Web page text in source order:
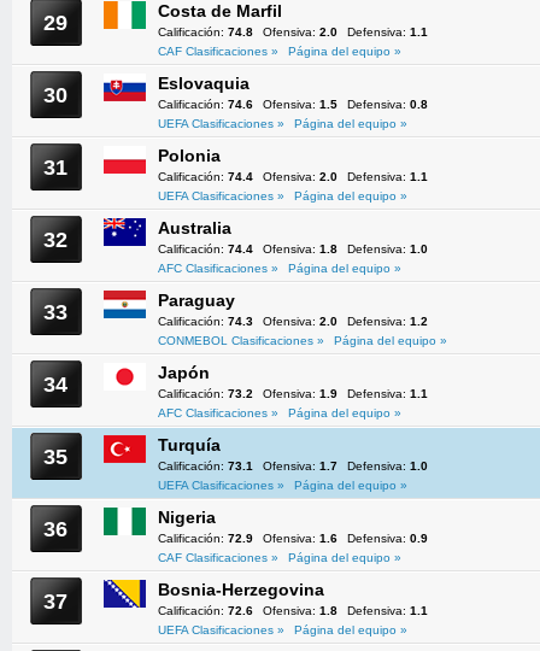
29 Costa de Marfil
Calificación: 74.8 Ofensiva: 2.0 Defensiva: 1.1
CAF Clasificaciones »
Página del equipo »
30 Eslovaquia
Calificación: 74.6 Ofensiva: 1.5 Defensiva: 0.8
UEFA Clasificaciones »
Página del equipo »
31 Polonia
Calificación: 74.4 Ofensiva: 2.0 Defensiva: 1.1
UEFA Clasificaciones »
Página del equipo »
32 Australia
Calificación: 74.4 Ofensiva: 1.8 Defensiva: 1.0
AFC Clasificaciones »
Página del equipo »
33 Paraguay
Calificación: 74.3 Ofensiva: 2.0 Defensiva: 1.2
CONMEBOL Clasificaciones »
Página del equipo »
34 Japón
Calificación: 73.2 Ofensiva: 1.9 Defensiva: 1.1
AFC Clasificaciones »
Página del equipo »
35 Turquía
Calificación: 73.1 Ofensiva: 1.7 Defensiva: 1.0
UEFA Clasificaciones »
Página del equipo »
36 Nigeria
Calificación: 72.9 Ofensiva: 1.6 Defensiva: 0.9
CAF Clasificaciones »
Página del equipo »
37 Bosnia-Herzegovina
Calificación: 72.6 Ofensiva: 1.8 Defensiva: 1.1
UEFA Clasificaciones »
Página del equipo »